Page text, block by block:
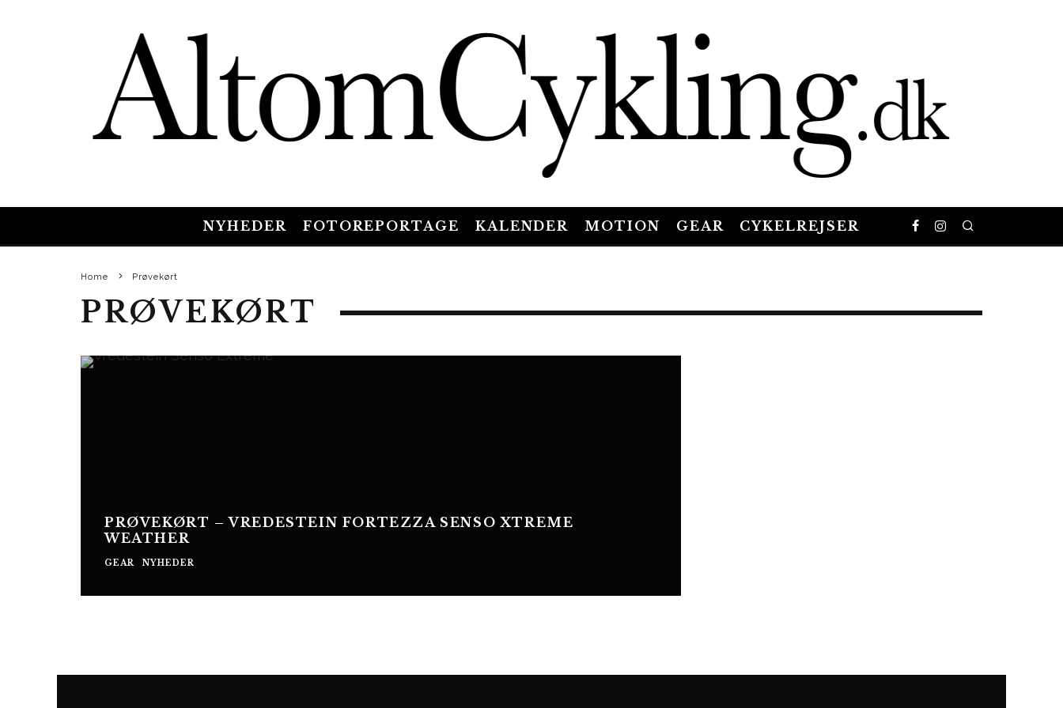
NYHEDER FOTOREPORTAGE KALENDER MOTION GEAR CYKELREJSER
Home Prøvekørt
PRØVEKØRT
PRØVEKØRT – VREDESTEIN FORTEZZA SENSO XTREME
WEATHER
GEAR NYHEDER